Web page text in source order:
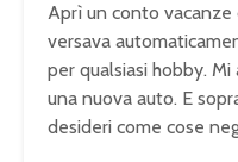
Aprì un conto
versava
per qualsiasi hobby.
una nuova auto. E
desideri come cose